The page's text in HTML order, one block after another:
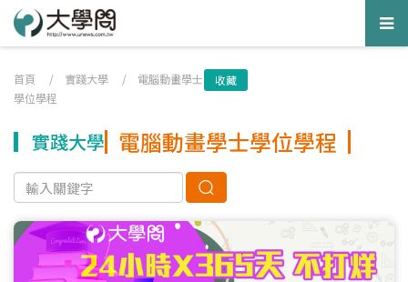
首頁 / 實踐大學 / 電腦動畫學士
學位學程
收藏
實踐大學 電腦動畫學士學位學程